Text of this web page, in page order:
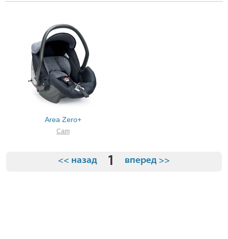
Area Zero+
Cam
<< назад 1 вперед >>